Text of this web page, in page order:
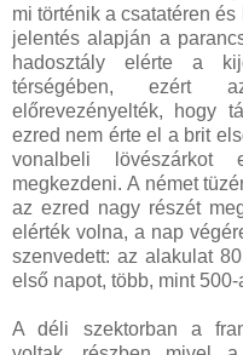
mi történik a csatatéren
jelentés alapján a
hadosztály elérte a
térségében, ezért
előrevezényelték, hogy
ezred nem érte el a brit
vonalbeli lövészárkot
megkezdeni. A német
az ezred nagy részét
elérték volna, a nap
szenvedett: az alakulat
első napot, több, mint
A déli szektorban a